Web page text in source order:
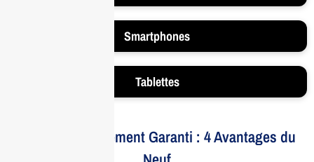
Smartphones
Tablettes
Votre Investissement Garanti : 4 Avantages du